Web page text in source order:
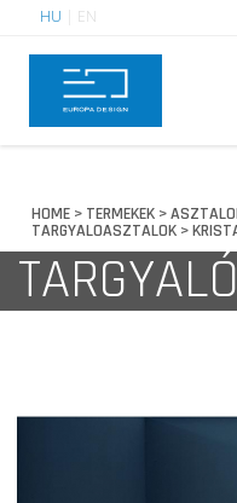
HU EN
HOME > TERMEKEK >
TARGYALOASZTALOK >